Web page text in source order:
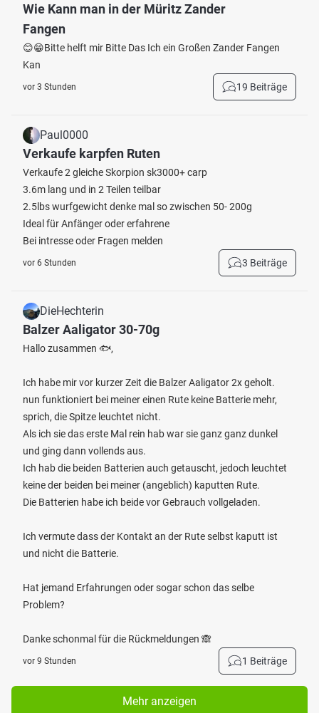
Wie Kann man in der Müritz Zander
Fangen
😊😁Bitte helft mir Bitte Das Ich ein Großen Zander Fangen
Kan
vor 3 Stunden 19 Beiträge
Paul0000
Verkaufe karpfen Ruten
Verkaufe 2 gleiche Skorpion sk3000+ carp
3.6m lang und in 2 Teilen teilbar
2.5lbs wurfgewicht denke mal so zwischen 50- 200g
Ideal für Anfänger oder erfahrene
Bei intresse oder Fragen melden
vor 6 Stunden 3 Beiträge
DieHechterin
Balzer Aaligator 30-70g
Hallo zusammen 🐟,
Ich habe mir vor kurzer Zeit die Balzer Aaligator 2x geholt.
nun funktioniert bei meiner einen Rute keine Batterie mehr,
sprich, die Spitze leuchtet nicht.
Als ich sie das erste Mal rein hab war sie ganz ganz dunkel
und ging dann vollends aus.
Ich hab die beiden Batterien auch getauscht, jedoch leuchtet
keine der beiden bei meiner (angeblich) kaputten Rute.
Die Batterien habe ich beide vor Gebrauch vollgeladen.
Ich vermute dass der Kontakt an der Rute selbst kaputt ist
und nicht die Batterie.
Hat jemand Erfahrungen oder sogar schon das selbe
Problem?
Danke schonmal für die Rückmeldungen 🙈
vor 9 Stunden 1 Beiträge
Mehr anzeigen